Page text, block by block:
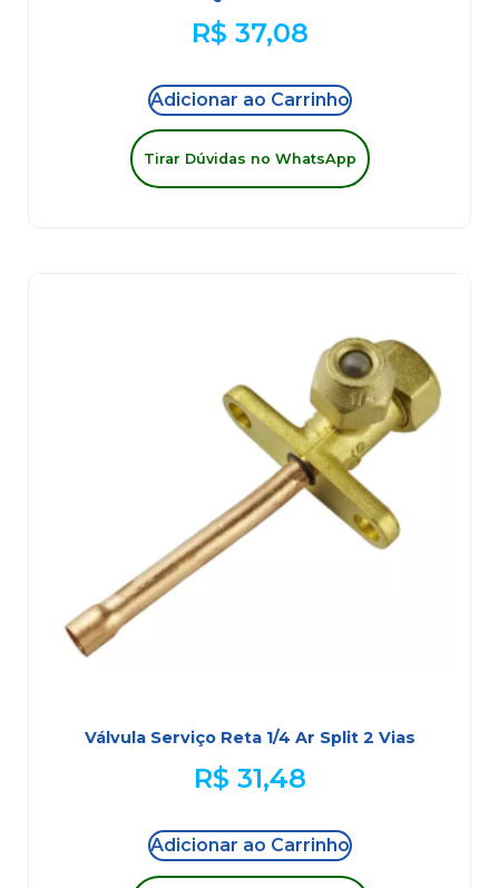
R$ 37,08
Adicionar ao Carrinho
Tirar Dúvidas no WhatsApp
Válvula Serviço Reta 1/4 Ar Split 2 Vias
R$ 31,48
Adicionar ao Carrinho